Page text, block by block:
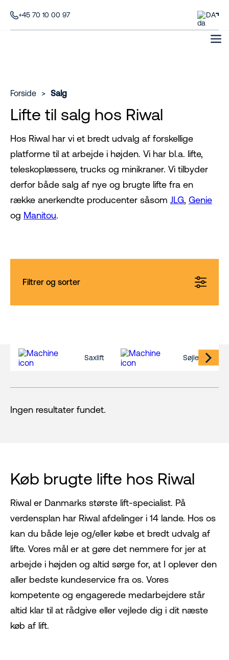
+45 70 10 00 97 DA
Forside > Salg
Lifte til salg hos Riwal
Hos Riwal har vi et bredt udvalg af forskellige
platforme til at arbejde i højden. Vi har bl.a. lifte,
teleskoplæssere, trucks og minikraner. Vi tilbyder
derfor både salg af nye og brugte lifte fra en
række anerkendte producenter såsom JLG, Genie
og Manitou.
Filtrer og sorter
Saxlift Søjlelift
Ingen resultater fundet.
Køb brugte lifte hos Riwal
Riwal er Danmarks største lift-specialist. På
verdensplan har Riwal afdelinger i 14 lande. Hos os
kan du både leje og/eller købe et bredt udvalg af
lifte. Vores mål er at gøre det nemmere for jer at
arbejde i højden og altid sørge for, at I oplever den
aller bedste kundeservice fra os. Vores
kompetente og engagerede medarbejdere står
altid klar til at rådgive eller vejlede dig i dit næste
køb af lift.